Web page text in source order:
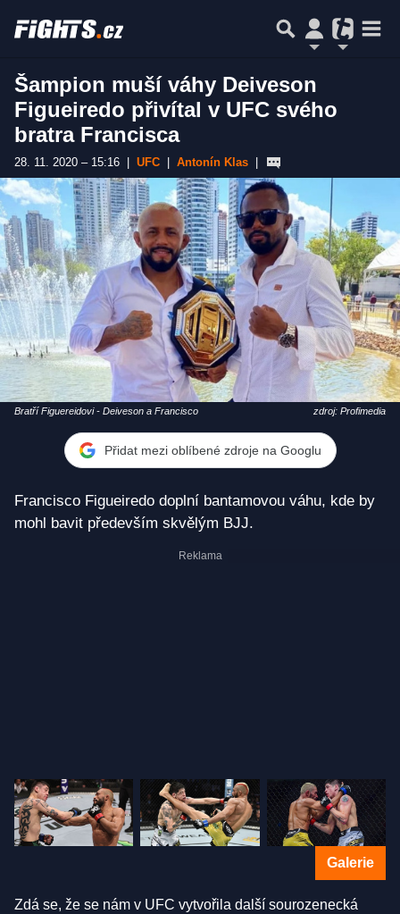
Šampion muší váhy Deiveson
Figueiredo přivítal v UFC svého
bratra Francisca
28. 11. 2020 – 15:16 UFC Antonín Klas
Bratří Figuereidovi - Deiveson a Francisco zdroj: Profimedia
Přidat mezi oblíbené zdroje na Googlu
Francisco Figueiredo doplní bantamovou váhu, kde by
mohl bavit především skvělým BJJ.
Galerie
Zdá se, že se nám v UFC vytvořila další sourozenecká